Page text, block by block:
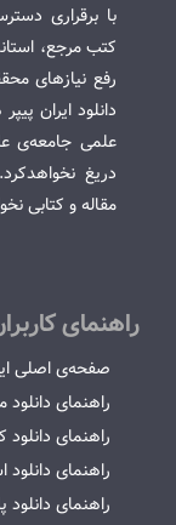
با برقراری
کتب مرجع،
رفع نیازهای
دانلود ایران
علمی جامعه‌ی
دریغ
مقاله و کتابی
راهنمای
صفحه‌ی اصلی
راهنمای دانلود
راهنمای دانلود
راهنمای دانلود
راهنمای دانلود